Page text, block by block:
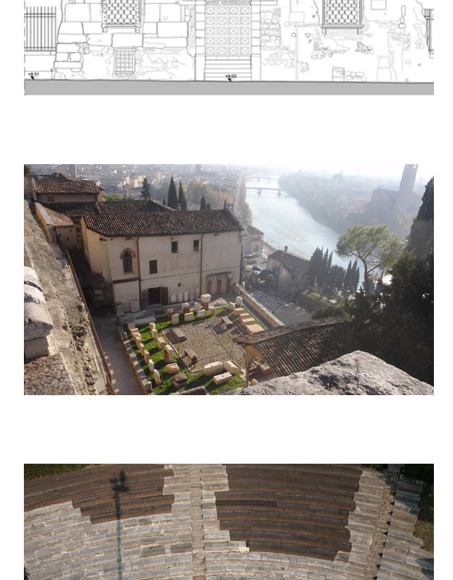
Palais Fontana, Vérone
Musée Archéologique auprès du Théâtre Romain,
Vérone